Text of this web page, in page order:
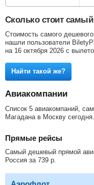
Сколько стоит
Стоимость самого
нашли пользователи
на 16 октября 2026 с
Найти такой же?
Авиакомпании
Список 5 авиакомпаний,
Магадана в Москву сегодня.
Прямые рейсы
Самый дешевый прямой
Россия за 739 р